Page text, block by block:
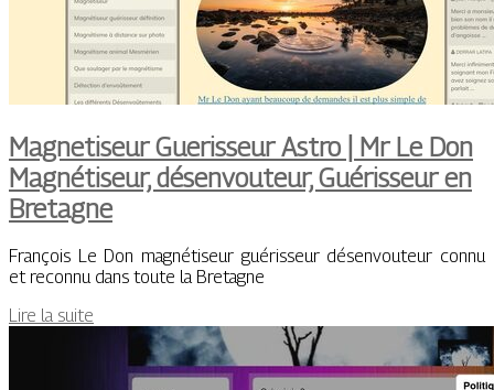
Magnetiseur Guerisseur Astro | Mr Le Don
Magnétiseur, désen­vou­teur, Guérisseur en
Bretagne
François Le Don magnétiseur guérisseur désenvouteur connu
et reconnu dans toute la Bretagne
Lire la suite